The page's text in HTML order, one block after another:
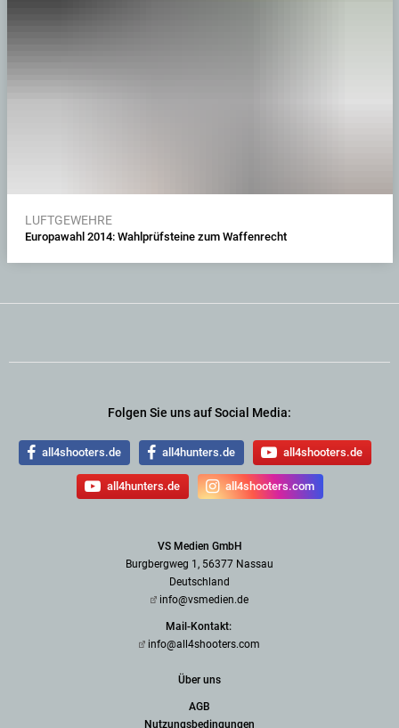
LUFTGEWEHRE
Europawahl 2014: Wahlprüfsteine zum Waffenrecht
Folgen Sie uns auf Social Media:
all4shooters.de all4hunters.de all4shooters.de
all4hunters.de all4shooters.com
VS Medien GmbH
Burgbergweg 1, 56377 Nassau
Deutschland
info@vsmedien.de
Mail-Kontakt:
info@all4shooters.com
Über uns
AGB
Nutzungsbedingungen